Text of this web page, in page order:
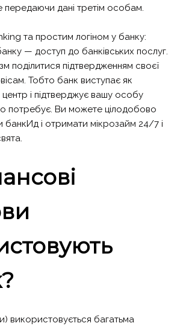
передаючи дані третім особам.
та простим логіном у банку:
— доступ до банківських послуг.
поділитися підтвердженням своєї
Тобто банк виступає як
центр і підтверджує вашу особу
потребує. Ви можете цілодобово
банкИд і отримати мікрозайм 24/7 і
використовується багатьма